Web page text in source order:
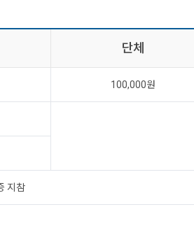
단체
100,000원
지참